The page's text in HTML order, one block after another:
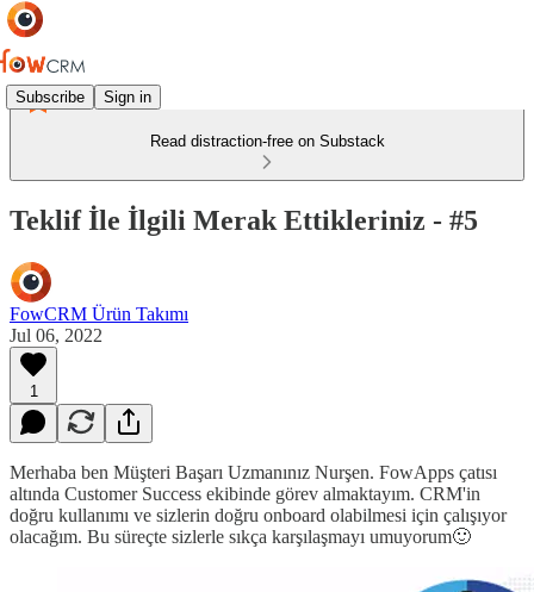
Subscribe Sign in
Read distraction-free on Substack
Teklif İle İlgili Merak Ettikleriniz - #5
FowCRM Ürün Takımı
Jul 06, 2022
1
Merhaba ben Müşteri Başarı Uzmanınız Nurşen. FowApps çatısı
altında Customer Success ekibinde görev almaktayım. CRM'in
doğru kullanımı ve sizlerin doğru onboard olabilmesi için çalışıyor
olacağım. Bu süreçte sizlerle sıkça karşılaşmayı umuyorum🙂